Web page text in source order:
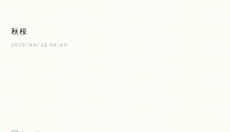
秋桜
2019/08/26 00:00